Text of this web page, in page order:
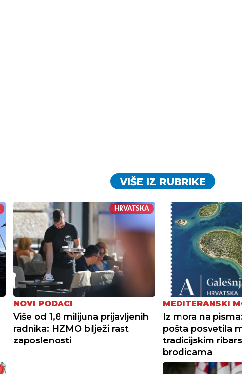
VIŠE IZ RUBRIKE
HRVATSKA
NOVI PODACI
Više od 1,8 milijuna prijavljenih
radnika: HZMO bilježi rast
zaposlenosti
MEDITERANSKI
Iz mora na
pošta posvetila
tradicijskim
brodicama